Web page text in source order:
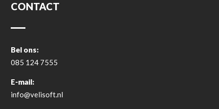
CONTACT
Bel ons:
085 124 7555
E-mail:
info@velisoft.nl